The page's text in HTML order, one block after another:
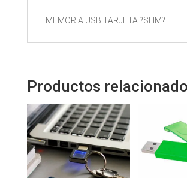
MEMORIA USB TARJETA ?SLIM?.
Productos